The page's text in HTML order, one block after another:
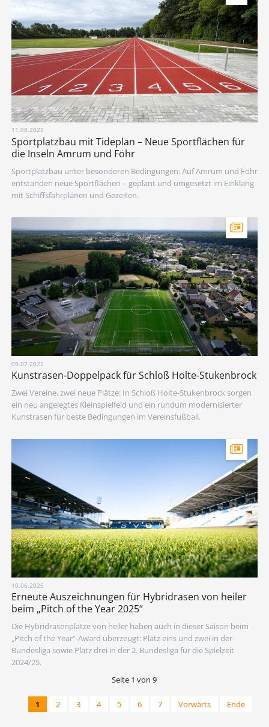
11.08.2025
Sportplatzbau mit Tideplan – Neue Sportflächen für
die Inseln Amrum und Föhr
Sportplatzbau unter besonderen Bedingungen: Auf Amrum und Föhr
entstanden neue Sportflächen – geplant und umgesetzt im Einklang
mit Schiffsfahrplänen und Gezeiten.
09.07.2025
Kunstrasen-Doppelpack für Schloß Holte-Stukenbrock
Zwei Vereine, zwei neue Plätze: In Schloß Holte-Stukenbrock sorgen
ein neu angelegtes Kleinspielfeld und ein rundum modernisierter
Kunstrasen für beste Bedingungen im Vereinsfußball.
10.06.2025
Erneute Auszeichnungen für Hybridrasen von heiler
beim „Pitch of the Year 2025“
Die Hybridrasenplätze von heiler haben auch in dieser Saison beim
„Pitch of the Year“-Award überzeugt: Platz eins und zwei in der
Bundesliga sowie Platz drei in der 2. Bundesliga für die Spielzeit
2024/25.
Seite 1 von 9
1 2 3 4 5 6 7 Vorwärts Ende